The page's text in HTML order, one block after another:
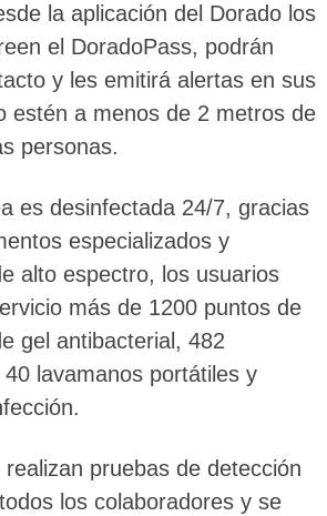
la aplicación del Dorado los
el DoradoPass, podrán
y les emitirá alertas en sus
estén a menos de 2 metros de
personas.
es desinfectada 24/7, gracias
especializados y
alto espectro, los usuarios
más de 1200 puntos de
gel antibacterial, 482
40 lavamanos portátiles y
pruebas de detección
los colaboradores y se